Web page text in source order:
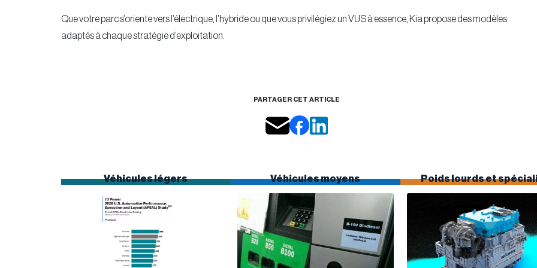
Que votre parc s’oriente vers l’électrique, l’hybride ou que vous privilégiez un VUS à essence, Kia propose des modèles
adaptés à chaque stratégie d’exploitation.
PARTAGER CET ARTICLE
Véhicules légers Véhicules moyens Poids lourds et